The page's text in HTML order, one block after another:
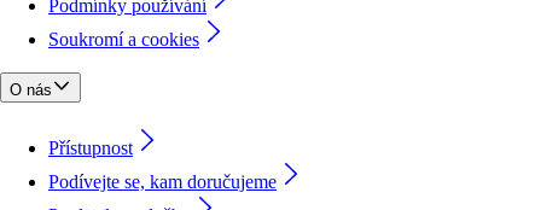
Podmínky používání
Soukromí a cookies
O nás
Přístupnost
Podívejte se, kam doručujeme